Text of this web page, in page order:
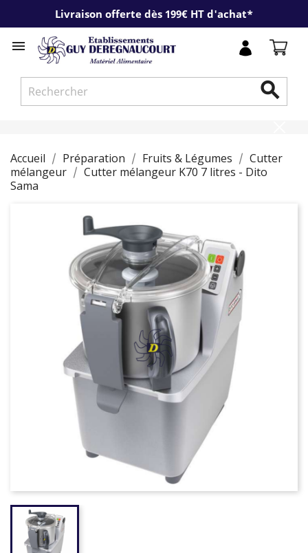
Livraison offerte dès 199€ HT d'achat*


Accueil Préparation Fruits & Légumes
Cutter
mélangeur
Cutter mélangeur K70 7 litres - Dito
Sama